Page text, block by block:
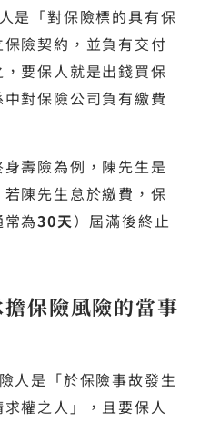
是「對保險標的具有保
險契約，並負有交付
要保人就是出錢買保
對保險公司負有繳費
壽險為例，陳先生是
陳先生怠於繳費，保
常為30天）屆滿後終止
擔保險風險的當事
人是「於保險事故發生
權之人」，且要保人